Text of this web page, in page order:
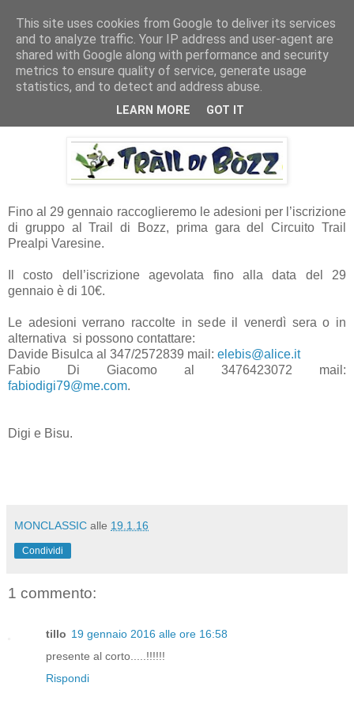
RUNNERS VALBOSSA
martedì 19 gennaio 2016
TRAIL DI BOZZ
Fino al 29 gennaio raccoglieremo le adesioni per l’iscrizione
di gruppo al Trail di Bozz, prima gara del Circuito Trail
Prealpi Varesine.
Il costo dell’iscrizione agevolata fino alla data del 29
gennaio è di 10€.
Le adesioni verrano raccolte in sede il venerdì sera o in
alternativa si possono contattare:
Davide Bisulca al 347/2572839 mail: elebis@alice.it
Fabio Di Giacomo al 3476423072 mail:
fabiodigi79@me.com.
Digi e Bisu.
MONCLASSIC alle 19.1.16
Condividi
1 commento:
tillo 19 gennaio 2016 alle ore 16:58
presente al corto.....!!!!!!
Rispondi
This site uses cookies from Google to deliver its services
and to analyze traffic. Your IP address and user-agent are
shared with Google along with performance and security
metrics to ensure quality of service, generate usage
statistics, and to detect and address abuse.
LEARN MORE GOT IT